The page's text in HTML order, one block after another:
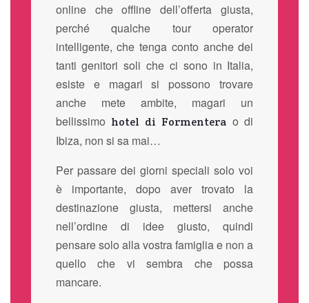
online che offline dell’offerta giusta,
perché qualche tour operator
intelligente, che tenga conto anche dei
tanti genitori soli che ci sono in Italia,
esiste e magari si possono trovare
anche mete ambite, magari un
bellissimo hotel di Formenterao di
Ibiza, non si sa mai…
Per passare dei giorni speciali solo voi
è importante, dopo aver trovato la
destinazione giusta, mettersi anche
nell’ordine di idee giusto, quindi
pensare solo alla vostra famiglia e non a
quello che vi sembra che possa
mancare.